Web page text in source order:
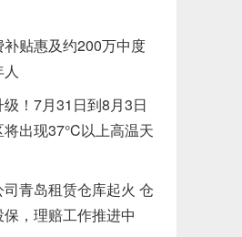
贴惠及约200万中度
！7月31日到8月3日
出现37°C以上高温天
青岛租赁仓库起火 仓
，理赔工作推进中